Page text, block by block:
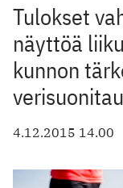
Tulokset
näyttöä
kunnon
4.12.2015 14.00